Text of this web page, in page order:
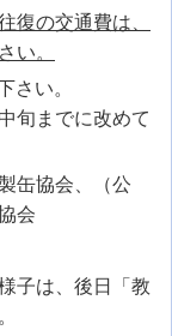
復の交通費は、
い。
さい。
旬までに改めて
缶協会、（公
会
子は、後日「教